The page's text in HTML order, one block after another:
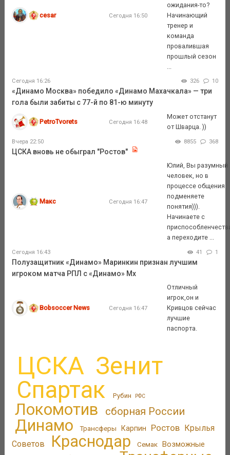
cesar Сегодня 16:50
ожидания-то?
Начинающий
тренер и
команда
провалившая
прошлый сезон
Сегодня 16:26 326 10
«Динамо Москва» победило «Динамо Махачкала» — три
гола были забиты с 77-й по 81-ю минуту
PetroTvorets Сегодня 16:48
Может отстанут
от Шварца. ))
Вчера 22:50 8855 368
ЦСКА вновь не обыграл "Ростов"
Макс Сегодня 16:47
Юлий, Вы разумный
человек, но в
процессе общения
подменяете
понятия))).
Начинаете с
а переходите ...
Сегодня 16:43 41 1
Полузащитник «Динамо» Маринкин признан лучшим
игроком матча РПЛ с «Динамо» Мх
Bobsoccer News Сегодня 16:47
Отличный
игрок,он и
Кривцов сейчас
лучшие
паспорта.
ЦСКА Зенит
Спартак Рубин РФС
Локомотив сборная России
Динамо Трансферы Карпин Ростов Крылья
Советов
Краснодар Семак Возможные